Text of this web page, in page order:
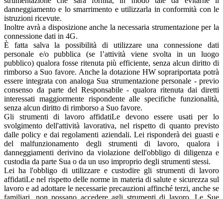
danneggiamento e lo smarrimento e utilizzarla in conformità con le
istruzioni ricevute.
Inoltre avrà a disposizione anche la necessaria strumentazione per la
connessione dati in 4G.
È fatta salva la possibilità di utilizzare una connessione dati
personale e/o pubblica (se l’attività viene svolta in un luogo
pubblico) qualora fosse ritenuta più efficiente, senza alcun diritto di
rimborso a Suo favore. Anche la dotazione HW soprariportata potrà
essere integrata con analoga Sua strumentazione personale - previo
consenso da parte del Responsabile - qualora ritenuta dai diretti
interessati maggiormente rispondente alle specifiche funzionalità,
senza alcun diritto di rimborso a Suo favore.
Gli strumenti di lavoro affidatiLe devono essere usati per lo
svolgimento dell'attività lavorativa, nel rispetto di quanto previsto
dalle policy e dai regolamenti aziendali. Lei risponderà dei guasti e
del malfunzionamento degli strumenti di lavoro, qualora i
danneggiamenti derivino da violazione dell'obbligo di diligenza e
custodia da parte Sua o da un uso improprio degli strumenti stessi.
Lei ha l'obbligo di utilizzare e custodire gli strumenti di lavoro
affidatiLe nel rispetto delle norme in materia di salute e sicurezza sul
lavoro e ad adottare le necessarie precauzioni affinché terzi, anche se
familiari, non possano accedere agli strumenti di lavoro. Le Sue